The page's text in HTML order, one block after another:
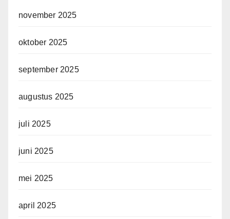
november 2025
oktober 2025
september 2025
augustus 2025
juli 2025
juni 2025
mei 2025
april 2025